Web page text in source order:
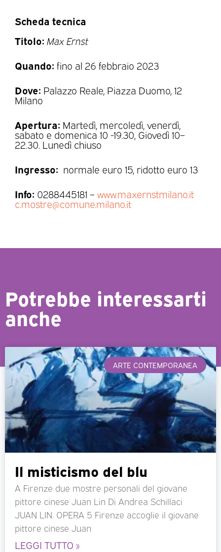
Scheda tecnica
Titolo: Max Ernst
Quando: fino al 26 febbraio 2023
Dove: Palazzo Reale, Piazza Duomo, 12
Milano
Apertura: Martedì, mercoledì, venerdì,
sabato e domenica 10 -19.30, Giovedì 10–
22.30. Lunedì chiuso
Ingresso: normale euro 15, ridotto euro 13
Info: 0288445181 –www.maxernstmilano.it
c.mostre@comune.milano.it
Potrebbe interessarti
anche
ARTE CONTEMPORANEA
Il misticismo del blu
A Firenze due mostre personali del giovane
pittore cinese Juan Lin Di Andrea Schillaci
JUAN LIN. OPERA 5 Firenze accoglie il giovane
pittore cinese Juan
LEGGI TUTTO »